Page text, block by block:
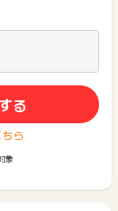
る
ちら
象